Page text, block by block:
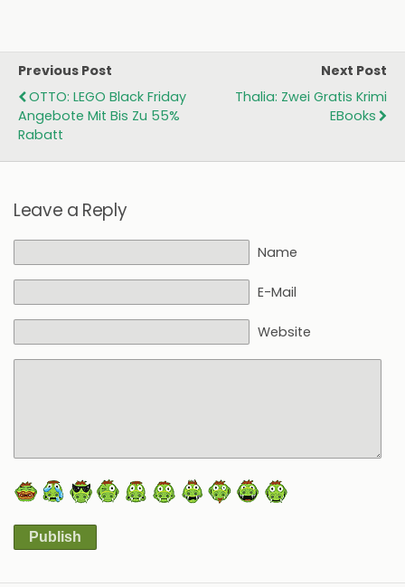
Previous Post
OTTO: LEGO Black Friday
Angebote Mit Bis Zu 55%
Rabatt
Next Post
Thalia: Zwei Gratis Krimi
EBooks
Leave a Reply
Name
E-Mail
Website
Publish